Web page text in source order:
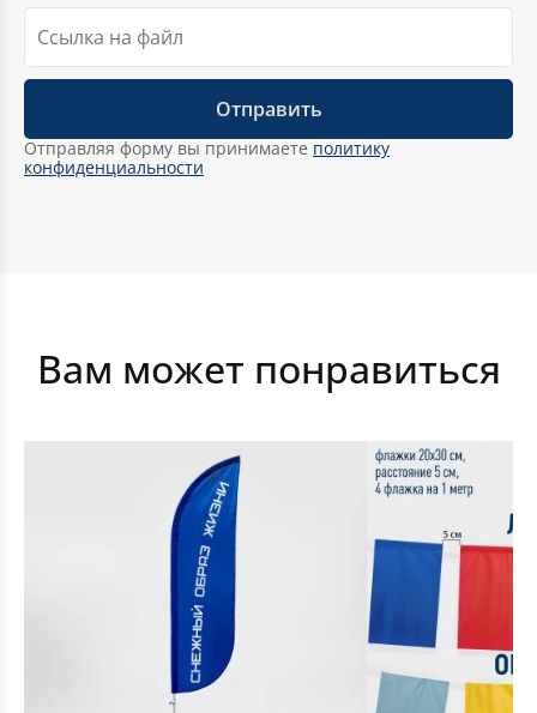
Срочное изготовление флагов
Отправляя форму вы принимаете политику
конфиденциальности
Вам может понравиться